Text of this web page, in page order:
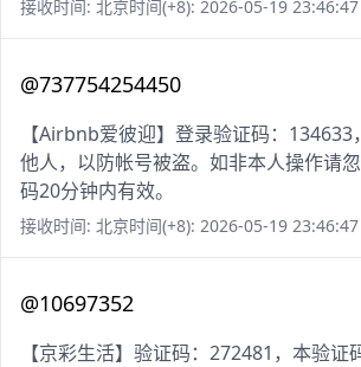
接收时间: 北京时间(+8): 2026-05-19 23:46:47
@737754254450
【Airbnb爱彼迎】登录验证码：
他人，以防帐号被盗。如非本人操作请
码20分钟内有效。
接收时间: 北京时间(+8): 2026-05-19 23:46:47
@10697352
【京彩生活】验证码：272481，本验证